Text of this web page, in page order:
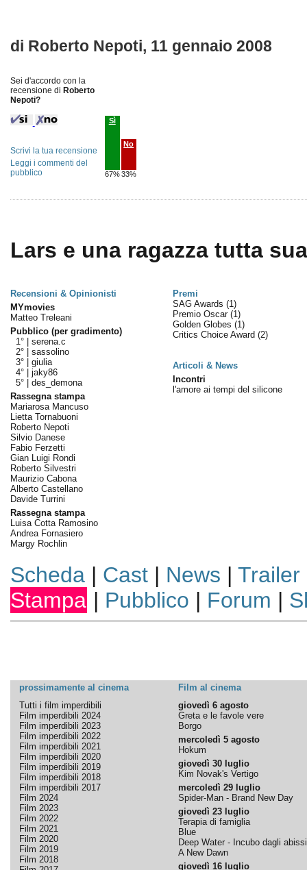
di Roberto Nepoti, 11 gennaio 2008
Sei d'accordo con la
recensione di Roberto
Nepoti?
Sì
67%
No
33%
Scrivi la tua recensione
Leggi i commenti del
pubblico
Lars e una ragazza tutta
Recensioni & Opinionisti
Premi
MYmovies
Matteo Treleani
Pubblico (per gradimento)
1° | serena.c
2° | sassolino
3° | giulia
4° | jaky86
5° | des_demona
Rassegna stampa
Mariarosa Mancuso
Lietta Tornabuoni
Roberto Nepoti
Silvio Danese
Fabio Ferzetti
Gian Luigi Rondi
Roberto Silvestri
Maurizio Cabona
Alberto Castellano
Davide Turrini
Rassegna stampa
Luisa Cotta Ramosino
Andrea Fornasiero
Margy Rochlin
SAG Awards (1)
Premio Oscar (1)
Golden Globes (1)
Critics Choice Award (2)
Articoli & News
Incontri
l'amore ai tempi del silicone
Scheda| Cast| News | Trailer
Stampa | Pubblico | Forum |
prossimamente al cinema
Film al cinema
Tutti i film imperdibili
Film imperdibili 2024
Film imperdibili 2023
Film imperdibili 2022
Film imperdibili 2021
Film imperdibili 2020
Film imperdibili 2019
Film imperdibili 2018
Film imperdibili 2017
Film 2024
Film 2023
Film 2022
Film 2021
Film 2020
Film 2019
Film 2018
giovedì 6 agosto
Greta e le favole vere
Borgo
mercoledì 5 agosto
Hokum
giovedì 30 luglio
Kim Novak's Vertigo
mercoledì 29 luglio
Spider-Man - Brand New Day
giovedì 23 luglio
Terapia di famiglia
Blue
Deep Water - Incubo dagli abissi
A New Dawn
giovedì 16 luglio